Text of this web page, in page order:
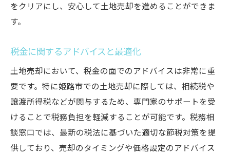
をクリアにし、安心して土地売却を進めることができま
す。
税金に関するアドバイスと最適化
土地売却において、税金の面でのアドバイスは非常に重
要です。特に姫路市での土地売却に際しては、相続税や
譲渡所得税などが関与するため、専門家のサポートを受
けることで税務負担を軽減することが可能です。税務相
談窓口では、最新の税法に基づいた適切な節税対策を提
供しており、売却のタイミングや価格設定のアドバイス